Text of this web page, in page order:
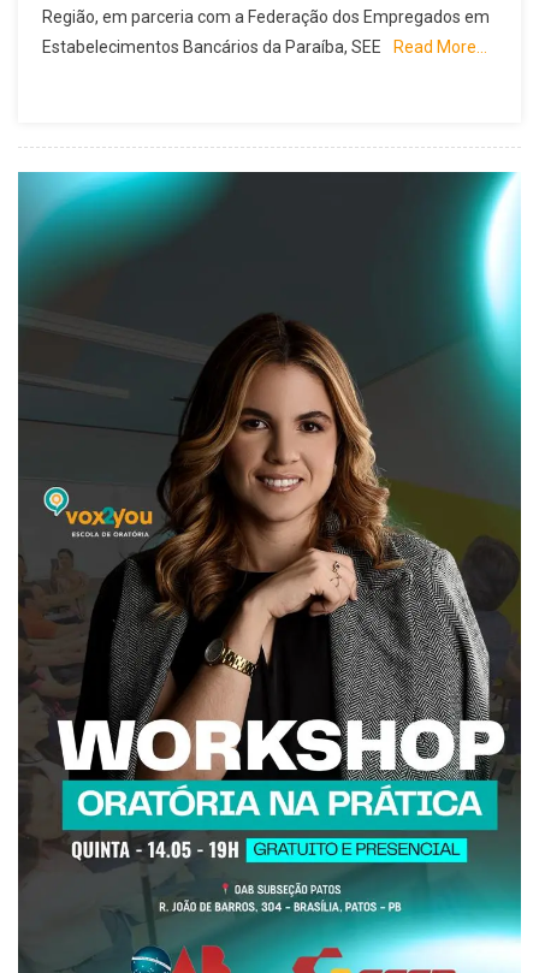
Região, em parceria com a Federação dos Empregados em
Estabelecimentos Bancários da Paraíba, SEE
Read More…